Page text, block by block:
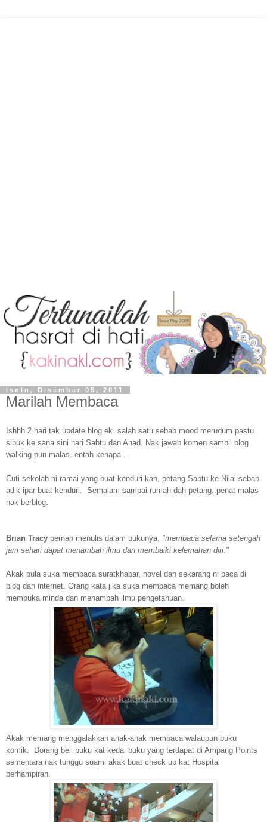
Isnin, Disember 05, 2011
Marilah Membaca
Ishhh 2 hari tak update blog ek..salah satu sebab mood merudum pastu
sibuk ke sana sini hari Sabtu dan Ahad. Nak jawab komen sambil blog
walking pun malas..entah kenapa..
Cuti sekolah ni ramai yang buat kenduri kan, petang Sabtu ke Nilai sebab
adik ipar buat kenduri. Semalam sampai rumah dah petang..penat malas
nak berblog.
Brian Tracy pernah menulis dalam bukunya, "membaca selama setengah
jam sehari dapat menambah ilmu dan membaiki kelemahan diri."
Akak pula suka membaca suratkhabar, novel dan sekarang ni baca di
blog dan internet. Orang kata jika suka membaca memang boleh
membuka minda dan menambah ilmu pengetahuan.
Akak memang menggalakkan anak-anak membaca walaupun buku
komik. Dorang beli buku kat kedai buku yang terdapat di Ampang Points
sementara nak tunggu suami akak buat check up kat Hospital
berhampiran.